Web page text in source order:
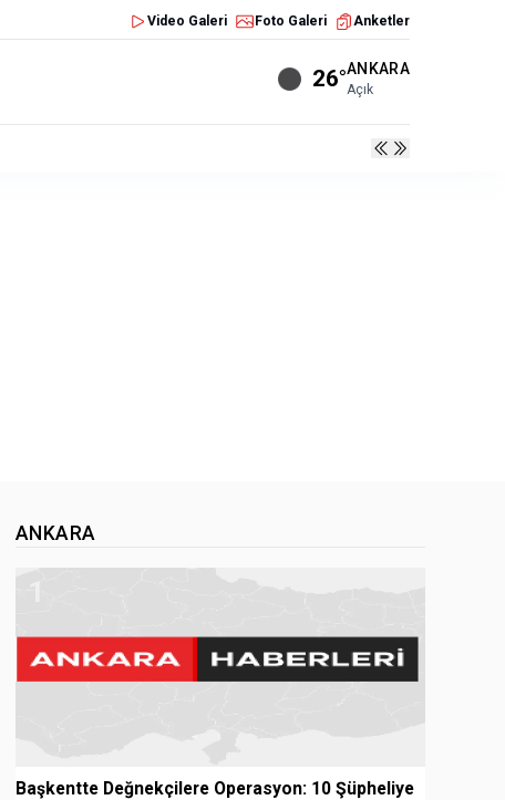
Video Galeri Foto Galeri Anketler
26°ANKARA
Açık
ANKARA
1
Başkentte Değnekçilere Operasyon: 10 Şüpheliye